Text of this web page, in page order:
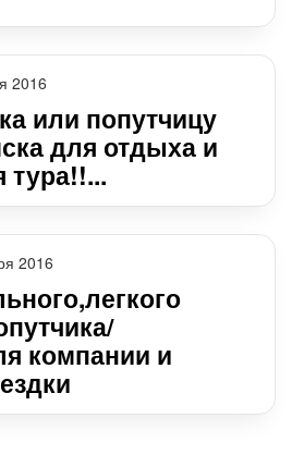
2016
или попутчицу
для отдыха и
тура!!...
2016
компании и